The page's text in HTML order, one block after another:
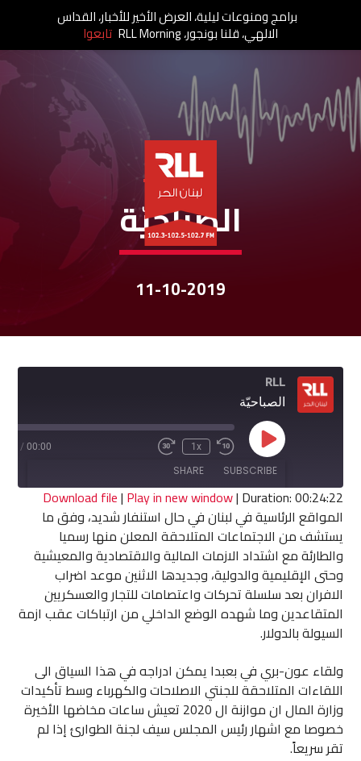
نشرات الأخبار
الصباحيّة
11-10-2019
RLL
الصباحيّة
Play
Episode
Rewind
10
Seconds
1x
Fast
seconds
00:00
/
SUBSCRIBE
SHARE
RSS FEED
SHARE
LINK
EMBED
Download file| Play in new window| Duration: 00:24:22
المواقع الرئاسية في لبنان في حال استنفار شديد، وفق ما
يستشف من الاجتماعات المتلاحقة المعلن منها رسميا
والطارئة مع اشتداد الازمات المالية والاقتصادية والمعيشية
وحتى الإقليمية والدولية، وجديدها الاثنين موعد اضراب
الافران بعد سلسلة تحركات واعتصامات للتجار والعسكريين
المتقاعدين وما شهده الوضع الداخلي من ارتباكات عقب ازمة
السيولة بالدولار.
ولقاء عون-بري في بعبدا يمكن ادراجه في هذا السياق الى
اللقاءات المتلاحقة للجنتي الاصلاحات والكهرباء وسط تأكيدات
وزارة المال ان موازنة ال 2020 تعيش ساعات مخاضها الأخيرة
خصوصا مع اشهار رئيس المجلس سيف لجنة الطوارئ إذا لم
تقر سريعاً.
برامج ومنوعات ليلية، العرض الأخير للأخبار، القداس
الالهي، قلنا بونجور، RLL Morning تابعوا